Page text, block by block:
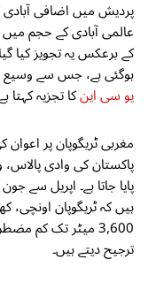
پردیش میں اضافی
عالمی آبادی کے حجم
ہوگئی ہے، جس سے وسیع
یو سی اینکا تجزیہ کہتا
مغربی ٹریگوپان پر
پاکستان کی وادی
پایا جاتا ہے۔ اپریل سے
3,600 میٹر تک
ترجیح دیتے ہیں۔